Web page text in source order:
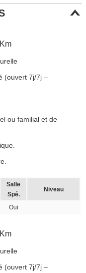
(ouvert 7j/7j –
ou familial et de
Salle
Spé.
Niveau
Oui
(ouvert 7j/7j –